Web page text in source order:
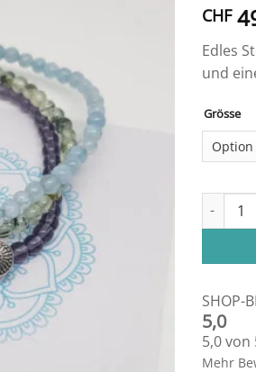
CHF
Edles
und
Grösse
SHOP-
5,0
5,0
Mehr